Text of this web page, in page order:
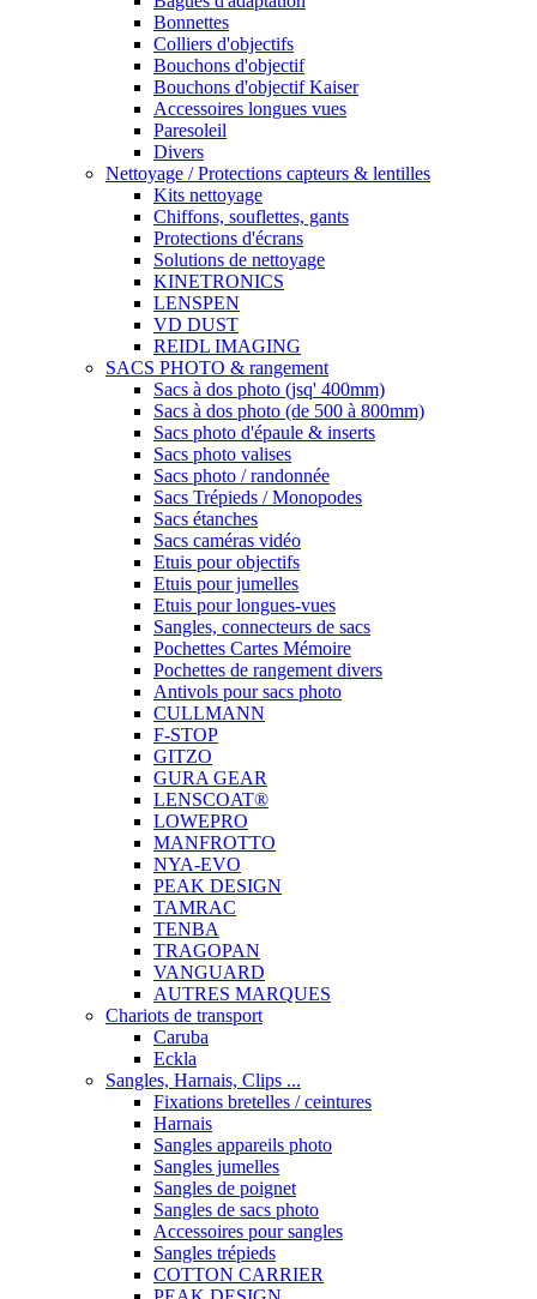
Bonnettes
Colliers d'objectifs
Bouchons d'objectif
Bouchons d'objectif Kaiser
Accessoires longues vues
Paresoleil
Divers
Nettoyage / Protections capteurs & lentilles
Kits nettoyage
Chiffons, souflettes, gants
Protections d'écrans
Solutions de nettoyage
KINETRONICS
LENSPEN
VD DUST
REIDL IMAGING
SACS PHOTO & rangement
Sacs à dos photo (jsq' 400mm)
Sacs à dos photo (de 500 à 800mm)
Sacs photo d'épaule & inserts
Sacs photo valises
Sacs photo / randonnée
Sacs Trépieds / Monopodes
Sacs étanches
Sacs caméras vidéo
Etuis pour objectifs
Etuis pour jumelles
Etuis pour longues-vues
Sangles, connecteurs de sacs
Pochettes Cartes Mémoire
Pochettes de rangement divers
Antivols pour sacs photo
CULLMANN
F-STOP
GITZO
GURA GEAR
LENSCOAT®
LOWEPRO
MANFROTTO
NYA-EVO
PEAK DESIGN
TAMRAC
TENBA
TRAGOPAN
VANGUARD
AUTRES MARQUES
Chariots de transport
Caruba
Eckla
Sangles, Harnais, Clips ...
Fixations bretelles / ceintures
Harnais
Sangles appareils photo
Sangles jumelles
Sangles de poignet
Sangles de sacs photo
Accessoires pour sangles
Sangles trépieds
COTTON CARRIER